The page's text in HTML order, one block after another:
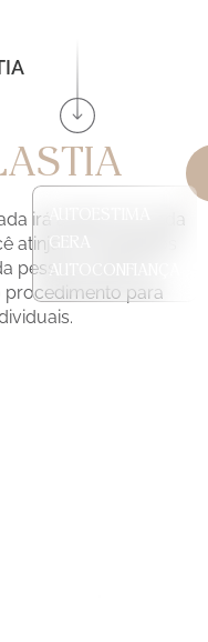
irá ajudar em cada
atinja os resultados
pessoa é única, e
procedimento para
AUTOCONFIANÇA